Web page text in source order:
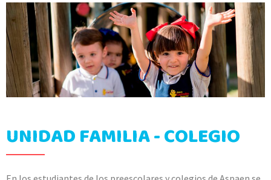
UNIDAD FAMILIA - COLEGIO